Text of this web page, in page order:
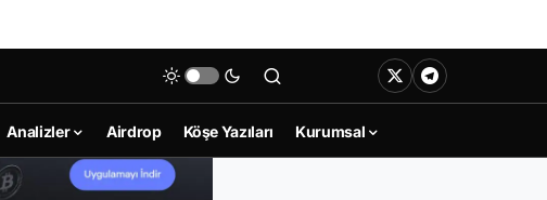
Analizler Airdrop Köşe Yazıları Kurumsal